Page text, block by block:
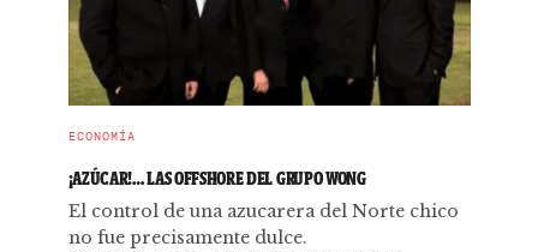
ECONOMÍA
¡AZÚCAR!… LAS OFFSHORE DEL GRUPO WONG
El control de una azucarera del Norte chico
no fue precisamente dulce.